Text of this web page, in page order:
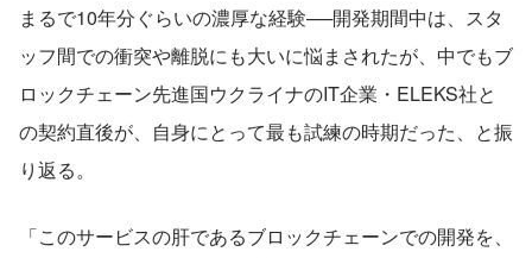
まるで10年分ぐらいの濃厚な経験──開発期間中は、スタ
ッフ間での衝突や離脱にも大いに悩まされたが、中でもブ
ロックチェーン先進国ウクライナのIT企業・ELEKS社と
の契約直後が、自身にとって最も試練の時期だった、と振
り返る。
「このサービスの肝であるブロックチェーンでの開発を、